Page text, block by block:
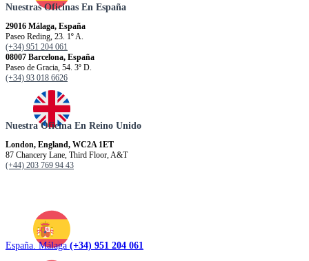
Nuestras Oficinas En España
29016 Málaga, España
Paseo Reding, 23. 1º A.
(+34) 951 204 061
08007 Barcelona, España
Paseo de Gracia, 54. 3º D.
(+34) 93 018 6626
Nuestra Oficina En Reino Unido
London, England, WC2A 1ET
87 Chancery Lane, Third Floor, A&T
(+44) 203 769 94 43
España. Málaga (+34) 951 204 061